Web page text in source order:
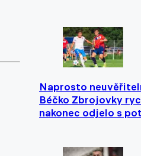
Naprosto
Béčko Zbrojovky
nakonec odjelo s